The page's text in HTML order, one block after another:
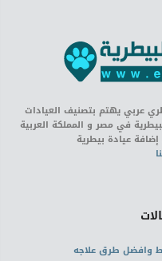
عربي يهتم بتصنيف العيادات
في مصر و المملكة العربية
عيادة بيطرية
وافضل طرق علاجه